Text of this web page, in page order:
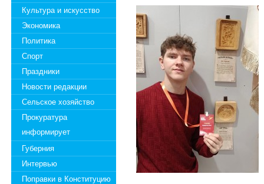
Культура и искусство
Экономика
Политика
Спорт
Праздники
Новости редакции
Сельское хозяйство
Прокуратура
информирует
Губерния
Интервью
Поправки в Конституцию